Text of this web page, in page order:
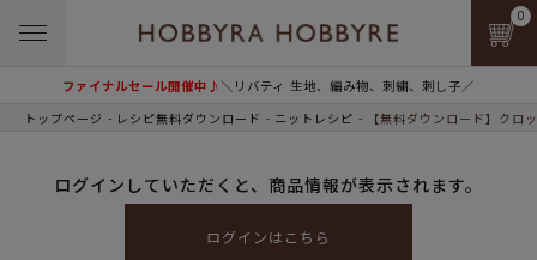
ファイナルセール開催中♪＼リバティ 生地、編み物、刺繍、刺し子／
0
トップページ レシピ無料ダウンロード ニットレシピ 【無料ダウンロード】クロ
ログインしていただくと、商品情報が表示されます。
ログインはこちら